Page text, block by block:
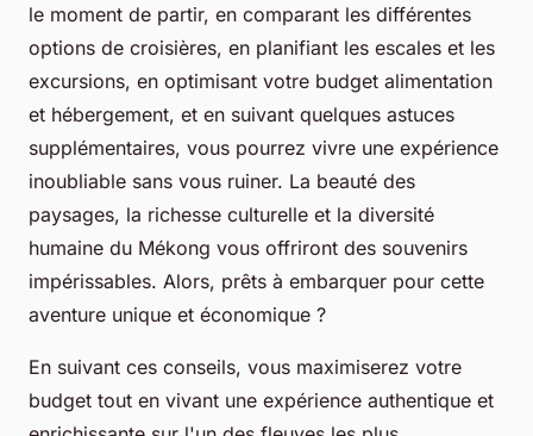
le moment de partir, en comparant les différentes
options de croisières, en planifiant les escales et les
excursions, en optimisant votre budget alimentation
et hébergement, et en suivant quelques astuces
supplémentaires, vous pourrez vivre une expérience
inoubliable sans vous ruiner. La beauté des
paysages, la richesse culturelle et la diversité
humaine du Mékong vous offriront des souvenirs
impérissables. Alors, prêts à embarquer pour cette
aventure unique et économique ?
En suivant ces conseils, vous maximiserez votre
budget tout en vivant une expérience authentique et